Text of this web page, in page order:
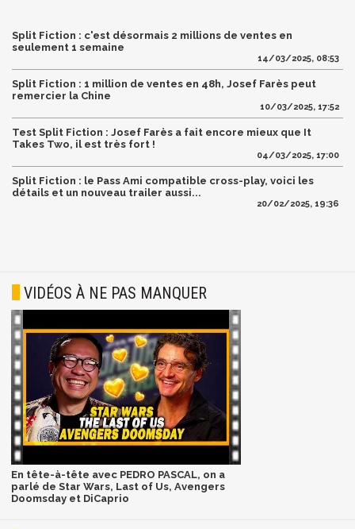
Split Fiction : c'est désormais 2 millions de ventes en
seulement 1 semaine
14/03/2025, 08:53
Split Fiction : 1 million de ventes en 48h, Josef Farès peut
remercier la Chine
10/03/2025, 17:52
Test Split Fiction : Josef Farès a fait encore mieux que It
Takes Two, il est très fort !
04/03/2025, 17:00
Split Fiction : le Pass Ami compatible cross-play, voici les
détails et un nouveau trailer aussi...
20/02/2025, 19:36
VIDÉOS À NE PAS MANQUER
En tête-à-tête avec PEDRO PASCAL, on a
parlé de Star Wars, Last of Us, Avengers
Doomsday et DiCaprio